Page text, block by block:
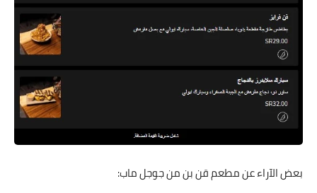
بعض الآراء عن مطعم قن بن من جوجل ماب: